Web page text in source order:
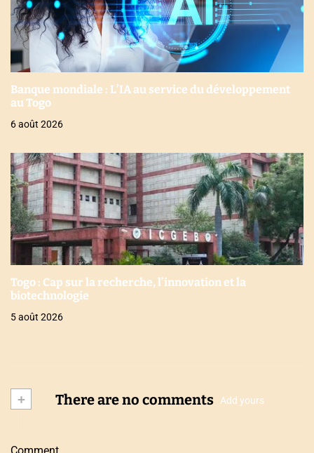
Banque mondiale : L’IA au service du développement
au Togo
6 août 2026
Togo : Cap sur la recherche, l’innovation et la
biotechnologie
5 août 2026
+ There are no comments Add yours